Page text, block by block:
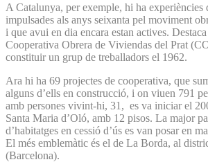
A Catalunya, per exemple, hi ha experiències
impulsades als anys seixanta pel moviment
i que avui en dia encara estan actives.
Cooperativa Obrera de Viviendas del Prat
constituir un grup de treballadors el 1962.
Ara hi ha 69 projectes de cooperativa, que
alguns d’ells en construcció, i on viuen 791
amb persones vivint-hi, 31, es va iniciar el
Santa Maria d’Oló, amb 12 pisos. La major
d’habitatges en cessió d’ús es van posar en
El més emblemàtic és el de La Borda, al
(Barcelona).